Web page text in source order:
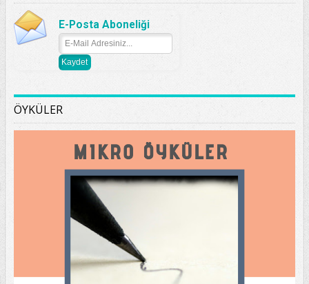
E-Posta Aboneliği
ÖYKÜLER